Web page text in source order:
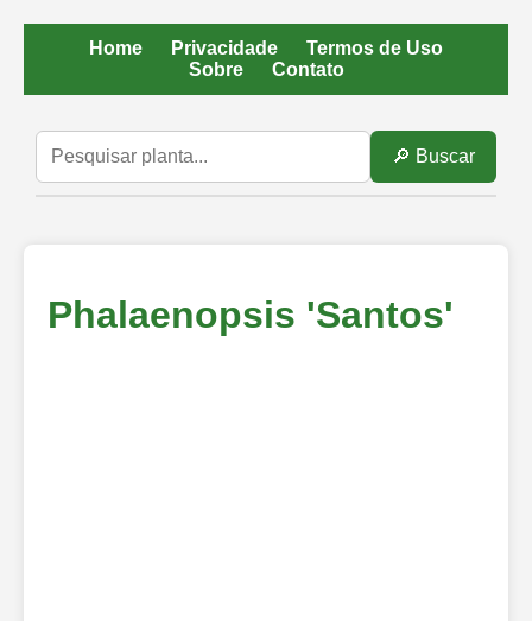
Home Privacidade
Termos de Uso
Sobre
Contato
🔎 Buscar
Phalaenopsis 'Santos'